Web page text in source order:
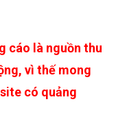
cáo là nguồn thu
vì thế mong
có quảng